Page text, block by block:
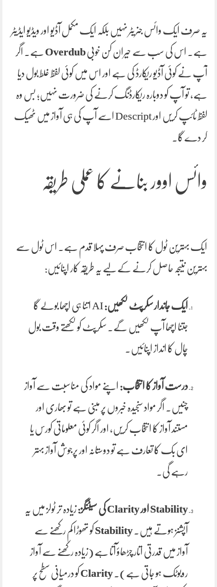
یہ صرف ایک وائس جنریٹر نہیں بلکہ ایک مکمل آڈیو اور ویڈیو ایڈیٹر
ہے۔ اس کی سب سے حیران کن خوبی Overdub ہے۔ اگر
آپ نے کوئی آڈیو ریکارڈ کی ہے اور اس میں کوئی لفظ غلط بول دیا
ہے، تو آپ کو دوبارہ ریکارڈنگ کرنے کی ضرورت نہیں؛ بس وہ
لفظ ٹائپ کریں اور Descript اسے آپ کی ہی آواز میں ٹھیک
کر دے گا۔
وائس اوور بنانے کا عملی طریقہ
ایک بہترین ٹول کا انتخاب صرف پہلا قدم ہے۔ اس ٹول سے
بہترین نتیجہ حاصل کرنے کے لیے یہ طریقہ کار اپنائیں:
ایک جاندار سکرپٹ لکھیں: AI اتنا ہی اچھا بولے گا
جتنا اچھا آپ لکھیں گے۔ سکرپٹ کو لکھتے وقت بول
چال کا انداز اپنائیں۔
درست آواز کا انتخاب: اپنے مواد کی مناسبت سے آواز
چنیں۔ اگر مواد سنجیدہ خبروں پر مبنی ہے تو بھاری اور
مستند آواز کا انتخاب کریں، اور اگر کوئی معلوماتی کورس یا
ای بک کا تعارف ہے تو دوستانہ اور پرجوش آواز بہتر
رہے گی۔
Stability اور Clarity کی سیٹنگز: زیادہ تر ٹولز میں یہ
آپشنز ہوتے ہیں۔ Stability کو تھوڑا کم رکھنے سے
آواز میں قدرتی اتار چڑھاؤ آتا ہے (زیادہ رکھنے سے آواز
روبوٹک ہو جاتی ہے)۔ Clarity کو درمیانی سطح پر